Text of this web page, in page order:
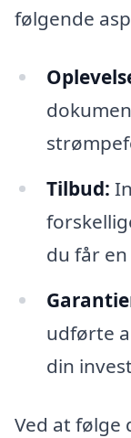
følgende
Tilbud:
du får
udførte
din
Ved at følge